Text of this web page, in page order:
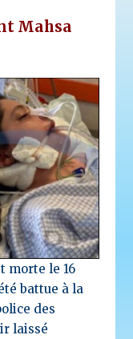
Mahsa
morte le 16
battue à la
des
laissé